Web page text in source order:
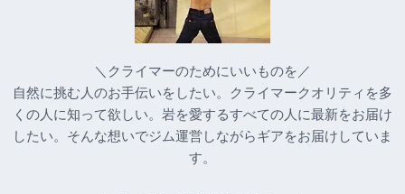
＼クライマーのためにいいものを／
自然に挑む人のお手伝いをしたい。クライマークオリティを多
くの人に知って欲しい。岩を愛するすべての人に最新をお届け
したい。そんな想いでジム運営しながらギアをお届けしていま
す。